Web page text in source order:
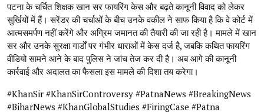
पटना के चर्चित शिक्षक खान सर फायरिंग केस और बढ़ते कानूनी विवाद को लेकर
सुर्खियों में हैं। सरेंडर की चर्चाओं के बीच उनके वकील ने साफ किया है कि वे कोर्ट में
आत्मसमर्पण नहीं करेंगे और अग्रिम जमानत की तैयारी की जा रही है। मामले में खान
सर और उनके सुरक्षा गार्डों पर गंभीर धाराओं में केस दर्ज है, जबकि कथित फायरिंग
वीडियो सामने आने के बाद पुलिस ने जांच तेज कर दी है। अब आगे की कानूनी
कार्रवाई और अदालत का फैसला इस मामले की दिशा तय करेगा।
#KhanSir #KhanSirControversy #PatnaNews #BreakingNews
#BiharNews #KhanGlobalStudies #FiringCase #Patna